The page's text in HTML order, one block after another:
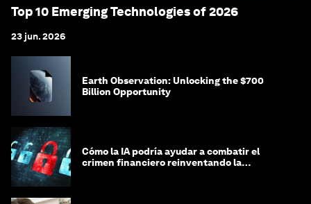
Top 10 Emerging Technologies of 2026
23 jun. 2026
Earth Observation: Unlocking the $700
Billion Opportunity
Cómo la IA podría ayudar a combatir el
crimen financiero reinventando la